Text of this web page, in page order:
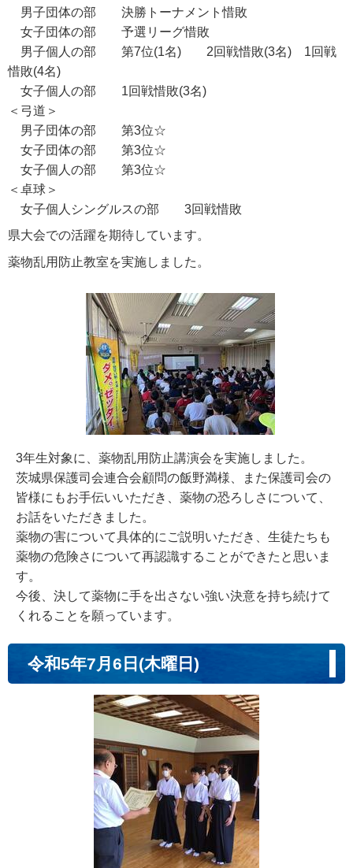
男子団体の部 決勝トーナメント惜敗
女子団体の部 予選リーグ惜敗
男子個人の部 第7位(1名) 2回戦惜敗(3名) 1回戦
惜敗(4名)
女子個人の部 1回戦惜敗(3名)
＜弓道＞
男子団体の部 第3位☆
女子団体の部 第3位☆
女子個人の部 第3位☆
＜卓球＞
女子個人シングルスの部 3回戦惜敗
県大会での活躍を期待しています。
薬物乱用防止教室を実施しました。
3年生対象に、薬物乱用防止講演会を実施しました。
茨城県保護司会連合会顧問の飯野満様、また保護司会の
皆様にもお手伝いいただき、薬物の恐ろしさについて、
お話をいただきました。
薬物の害について具体的にご説明いただき、生徒たちも
薬物の危険さについて再認識することができたと思いま
す。
今後、決して薬物に手を出さない強い決意を持ち続けて
くれることを願っています。
令和5年7月6日(木曜日)